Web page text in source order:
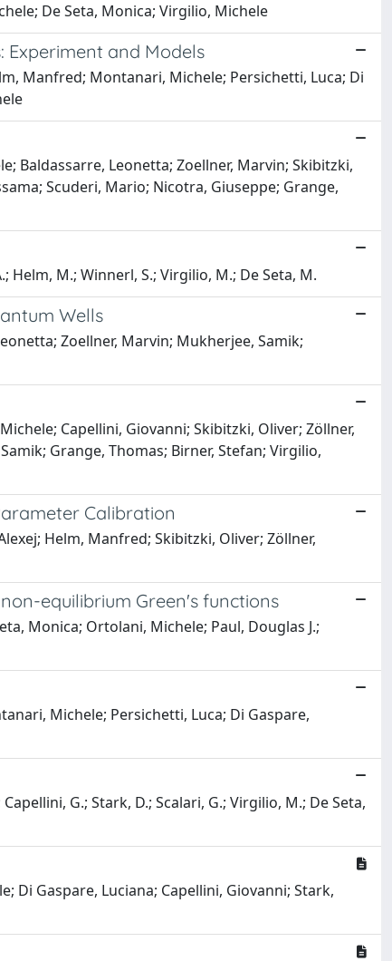
De Seta, Monica; Virgilio, Michele
Experiment and Models
Manfred; Montanari, Michele; Persichetti, Luca; Di
Baldassarre, Leonetta; Zoellner, Marvin; Skibitzki,
Scuderi, Mario; Nicotra, Giuseppe; Grange,
Helm, M.; Winnerl, S.; Virgilio, M.; De Seta, M.
Wells
Zoellner, Marvin; Mukherjee, Samik;
Capellini, Giovanni; Skibitzki, Oliver; Zöllner,
Grange, Thomas; Birner, Stefan; Virgilio,
Calibration
Helm, Manfred; Skibitzki, Oliver; Zöllner,
equilibrium Green's functions
Monica; Ortolani, Michele; Paul, Douglas J.;
Michele; Persichetti, Luca; Di Gaspare,
G.; Stark, D.; Scalari, G.; Virgilio, M.; De Seta,
Di Gaspare, Luciana; Capellini, Giovanni; Stark,